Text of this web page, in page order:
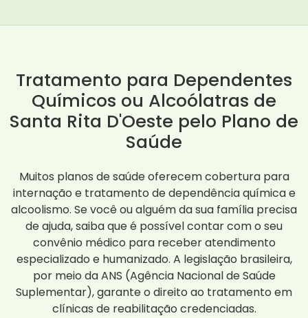
Tratamento para Dependentes
Químicos ou Alcoólatras de
Santa Rita D'Oeste pelo Plano de
Saúde
Muitos planos de saúde oferecem cobertura para
internação e tratamento de dependência química e
alcoolismo. Se você ou alguém da sua família precisa
de ajuda, saiba que é possível contar com o seu
convênio médico para receber atendimento
especializado e humanizado. A legislação brasileira,
por meio da ANS (Agência Nacional de Saúde
Suplementar), garante o direito ao tratamento em
clínicas de reabilitação credenciadas.